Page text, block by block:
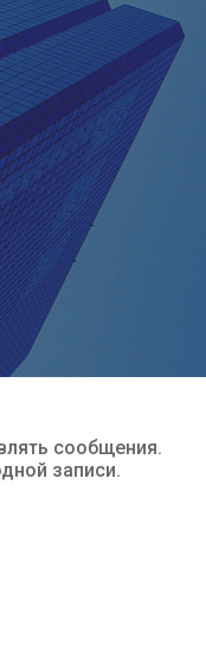
сообщения.
записи.